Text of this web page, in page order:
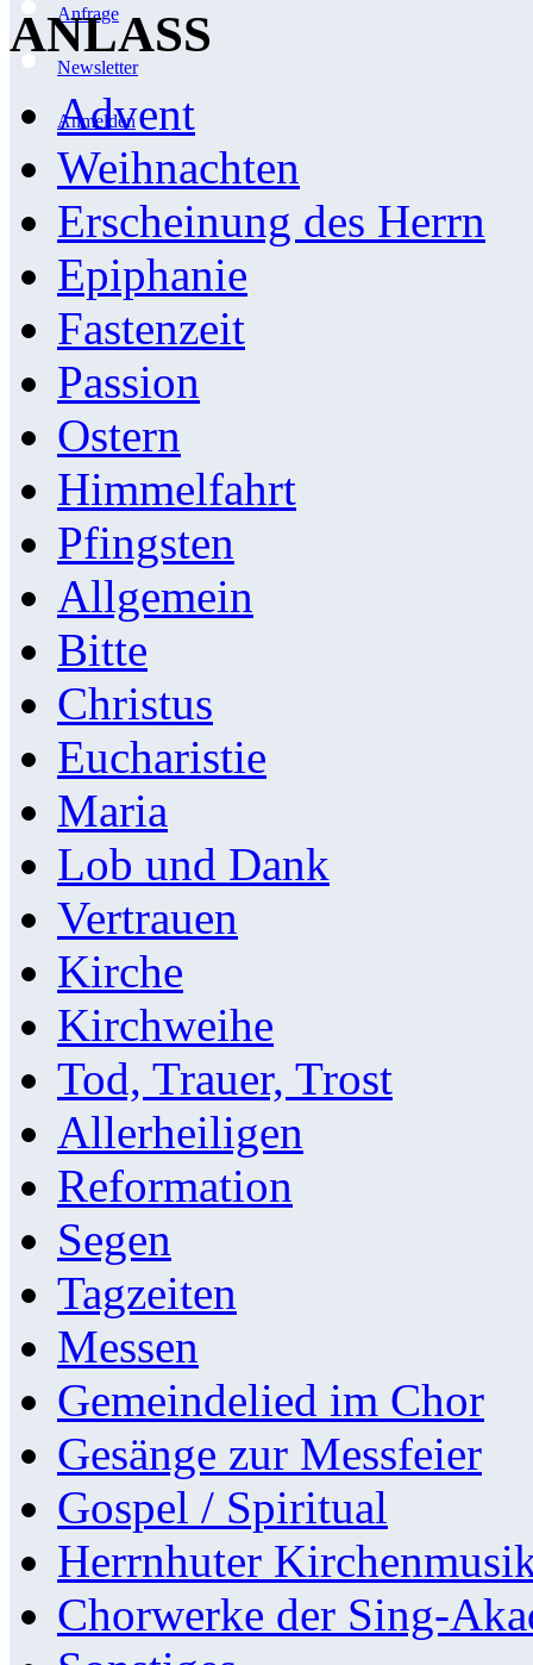
Anfrage
Newsletter
Anmelden
ANLASS
Advent
Weihnachten
Erscheinung des Herrn
Epiphanie
Fastenzeit
Passion
Ostern
Himmelfahrt
Pfingsten
Allgemein
Bitte
Christus
Eucharistie
Maria
Lob und Dank
Vertrauen
Kirche
Kirchweihe
Tod, Trauer, Trost
Allerheiligen
Reformation
Segen
Tagzeiten
Messen
Gemeindelied im Chor
Gesänge zur Messfeier
Gospel / Spiritual
Herrnhuter
Chorwerke der Sing-